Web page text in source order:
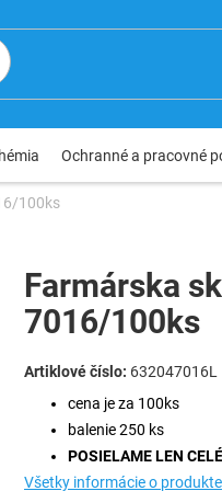
Ochranné a pracovné
100ks
cena je za 100ks
balenie 250 ks
POSIELAME LEN
Všetky informácie o produkte
Farmárska
7016/100ks
632047016L